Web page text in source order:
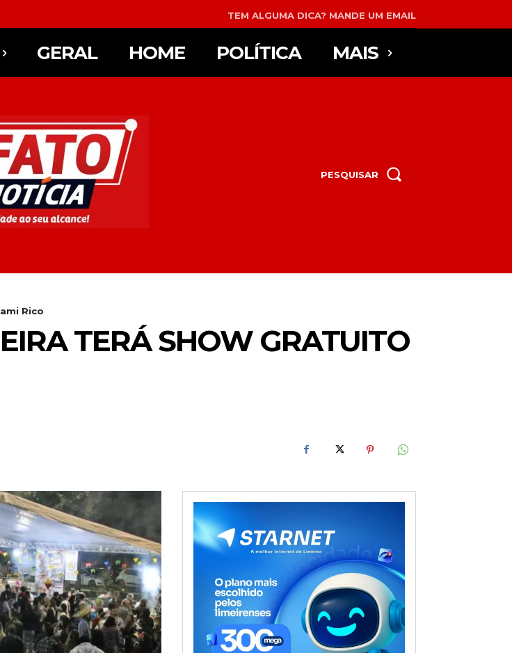
TEM ALGUMA DICA? MANDE UM EMAIL
GERAL HOME POLÍTICA MAIS
PESQUISAR
Rico
TERÁ SHOW GRATUITO